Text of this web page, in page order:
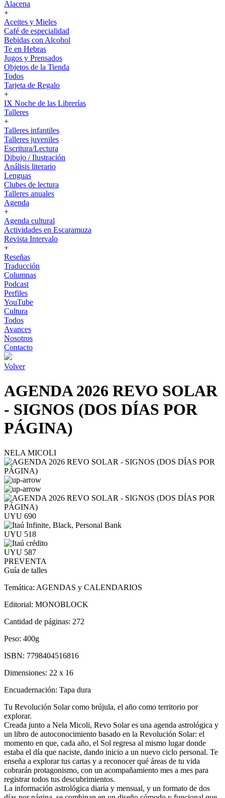
Alacena
+
Aceites y Mieles
Café de especialidad
Bebidas con Alcohol
Te en Hebras
Jugos y Prensados
Objetos de la Tienda
Todos
Tarjeta de Regalo
+
IX Noche de las Librerías
Talleres
+
Talleres infantiles
Talleres juveniles
Escritura/Lectura
Dibujo / Ilustración
Análisis literario
Lenguas
Clubes de lectura
Talleres anuales
Agenda
+
Agenda cultural
Actividades en Escaramuza
Revista Intervalo
+
Reseñas
Traducción
Columnas
Podcast
Perfiles
YouTube
Cultura
Todos
Avances
Nosotros
Contacto
Volver
AGENDA 2026 REVO SOLAR
- SIGNOS (DOS DÍAS POR
PÁGINA)
NELA MICOLI
UYU 690
UYU 518
UYU 587
PREVENTA
Guía de talles
Temática: AGENDAS y CALENDARIOS
Editorial: MONOBLOCK
Cantidad de páginas: 272
Peso: 400g
ISBN: 7798404516816
Dimensiones: 22 x 16
Encuadernación: Tapa dura
Tu Revolución Solar como brújula, el año como territorio por
explorar.
Creada junto a Nela Micoli, Revo Solar es una agenda astrológica y
un libro de autoconocimiento basado en la Revolución Solar: el
momento en que, cada año, el Sol regresa al mismo lugar donde
estaba el día que naciste, dando inicio a un nuevo ciclo personal. Te
enseña a explorar tus cartas y a reconocer qué áreas de tu vida
cobrarán protagonismo, con un acompañamiento mes a mes para
registrar todos tus descubrimientos.
La información astrológica diaria y mensual, y un formato de dos